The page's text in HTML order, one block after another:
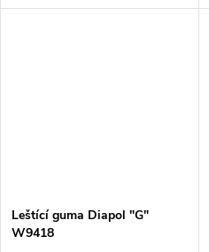
Leštící guma Diapol "G"
W9418